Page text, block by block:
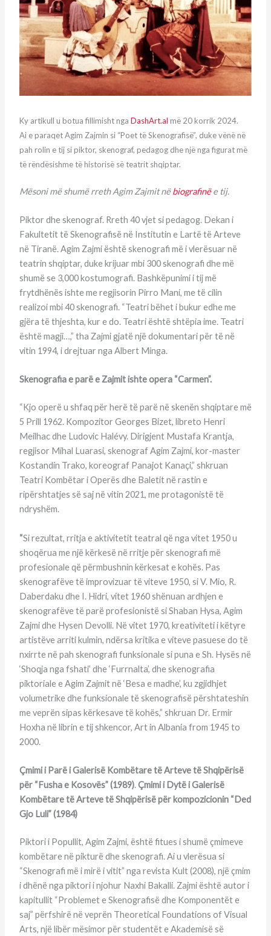
Ky artikull u botua fillimisht nga DashArt.al më 20 korrik 2024.
Ai e paraqet Agim Zajmin si “Poet të Skenografisë”, duke vënë në
pah rolin e tij si piktor, skenograf, pedagog dhe një nga figurat më
të rëndësishme të historisë së teatrit shqiptar.
Mësoni më shumë rreth Agim Zajmit nëbiografinëe tij.
Piktor dhe skenograf. Rreth 40 vjet si pedagog. Dekan i
Fakultetit të Skenografisë në Institutin e Lartë të Arteve
në Tiranë. Agim Zajmi është skenografi më i vlerësuar në
teatrin shqiptar, duke krijuar mbi 300 skenografi dhe më
shumë se 3,000 kostumografi. Bashkëpunimi i tij më
frytdhënës ishte me regjisorin Pirro Mani, me të cilin
realizoi mbi 40 skenografi. “Teatri bëhet i bukur edhe me
gjëra të thjeshta, kur e do. Teatri është shtëpia ime. Teatri
është magji…,” tha Zajmi gjatë një dokumentari për të në
vitin 1994, i drejtuar nga Albert Minga.
Skenografia e parë e Zajmit ishte opera “Carmen”.
“Kjo operë u shfaq për herë të parë në skenën shqiptare më
5 Prill 1962. Kompozitor Georges Bizet, libreto Henri
Meilhac dhe Ludovic Halévy. Dirigjent Mustafa Krantja,
regjisor Mihal Luarasi, skenograf Agim Zajmi, kor-master
Kostandin Trako, koreograf Panajot Kanaçi,” shkruan
Teatri Kombëtar i Operës dhe Baletit në rastin e
ripërshtatjes së saj në vitin 2021, me protagonistë të
ndryshëm.
“Si rezultat, rritja e aktivitetit teatral që nga vitet 1950 u
shoqërua me një kërkesë në rritje për skenografi më
profesionale që përmbushnin kërkesat e kohës. Pas
skenografëve të improvizuar të viteve 1950, si V. Mio, R.
Daberdaku dhe I. Hidri, vitet 1960 shënuan ardhjen e
skenografëve të parë profesionistë si Shaban Hysa, Agim
Zajmi dhe Hysen Devolli. Në vitet 1970, kreativiteti i këtyre
artistëve arriti kulmin, ndërsa kritika e viteve pasuese do të
nxirrte në pah skenografi funksionale si puna e Sh. Hysës në
‘Shoqja nga fshati’ dhe ‘Furrnalta’, dhe skenografia
piktoriale e Agim Zajmit në ‘Besa e madhe’, ku zgjidhjet
volumetrike dhe funksionale të skenografisë përshtateshin
me veprën sipas kërkesave të kohës,” shkruan Dr. Ermir
Hoxha në librin e tij shkencor, Art in Albania from 1945 to
2000.
Çmimi i Parë i Galerisë Kombëtare të Arteve të Shqipërisë
për “Fusha e Kosovës” (1989).Çmimi i Dytë i Galerisë
Kombëtare të Arteve të Shqipërisë për kompozicionin “Ded
Gjo Luli” (1984)
Piktori i Popullit, Agim Zajmi, është fitues i shumë çmimeve
kombëtare në pikturë dhe skenografi. Ai u vlerësua si
“Skenografi më i mirë i vitit” nga revista Kult (2008), një çmim
i dhënë nga piktori i njohur Naxhi Bakalli. Zajmi është autor i
kapitullit “Problemet e Skenografisë dhe Komponentët e
saj” përfshirë në veprën Theoretical Foundations of Visual
Arts, një libër mësimor për studentët e Akademisë së